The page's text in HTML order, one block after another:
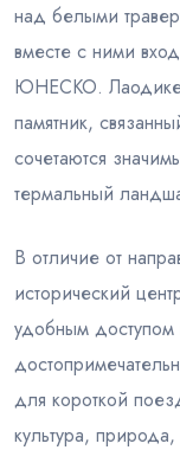
над белыми
вместе с ними
ЮНЕСКО.
памятник,
сочетаются
термальный
В отличие от
исторический
удобным доступом
для короткой
культура,